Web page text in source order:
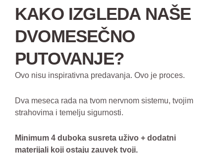
KAKO IZGLEDA NAŠE
DVOMESEČNO
PUTOVANJE?
Ovo nisu inspirativna predavanja. Ovo je proces.
Dva meseca rada na tvom nervnom sistemu, tvojim
strahovima i temelju sigurnosti.
Minimum 4 duboka susreta uživo + dodatni
materijali koji ostaju zauvek tvoji.